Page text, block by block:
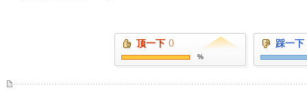
顶一下 ()
%
踩一下